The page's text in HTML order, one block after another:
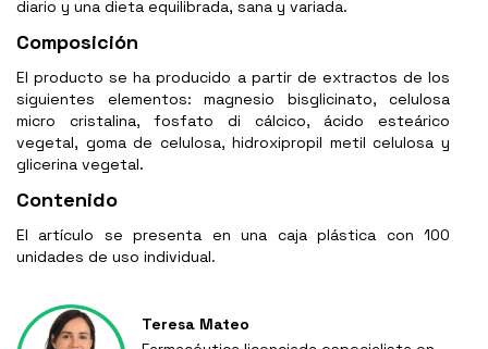
diario y una dieta equilibrada, sana y variada.
Composición
El producto se ha producido a partir de extractos de los
siguientes elementos: magnesio bisglicinato, celulosa
micro cristalina, fosfato di cálcico, ácido esteárico
vegetal, goma de celulosa, hidroxipropil metil celulosa y
glicerina vegetal.
Contenido
El artículo se presenta en una caja plástica con 100
unidades de uso individual.
Teresa Mateo